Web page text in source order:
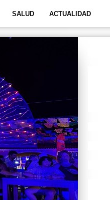
SALUD ACTUALIDAD